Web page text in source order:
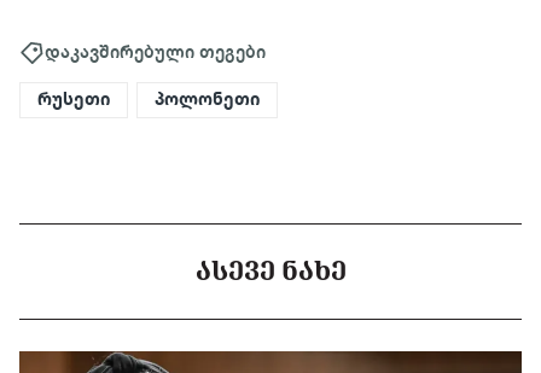
დაკავშირებული თეგები
რუსეთი პოლონეთი
ᲐᲡᲔᲕᲔ ᲜᲐᲮᲔ